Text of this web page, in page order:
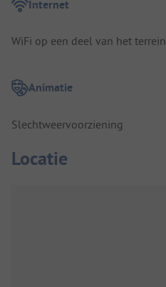
Internet
WiFi op een deel van het terrein
Animatie
Slechtweervoorziening
Locatie